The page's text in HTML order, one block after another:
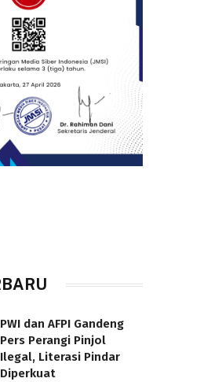
PWI dan AFPI Gandeng
Pers Perangi Pinjol
Ilegal, Literasi Pindar
Diperkuat